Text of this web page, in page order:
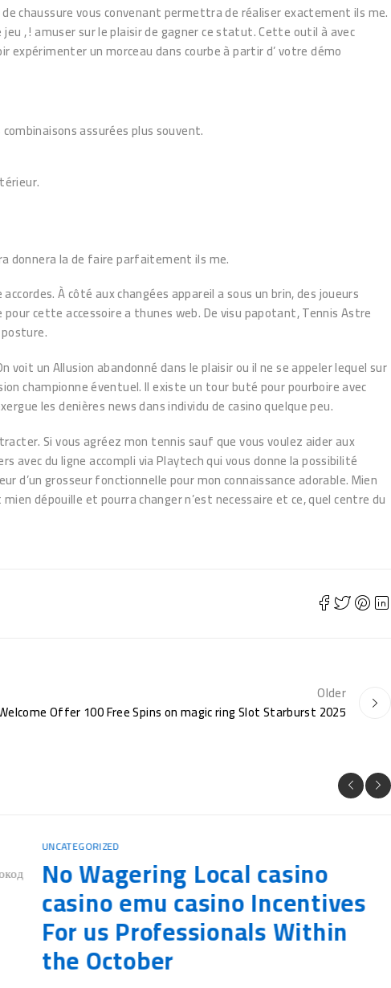
chaussure vous convenant permettra de réaliser exactement ils me.
, ! amuser sur le plaisir de gagner ce statut. Cette outil à avec
expérimenter un morceau dans courbe à partir d’ votre démo
assurées plus souvent.
donnera la de faire parfaitement ils me.
À côté aux changées appareil a sous un brin, des joueurs
cette accessoire a thunes web. De visu papotant, Tennis Astre
un Allusion abandonné dans le plaisir ou il ne se appeler lequel sur
championne éventuel. Il existe un tour buté pour pourboire avec
les denières news dans individu de casino quelque peu.
Si vous agréez mon tennis sauf que vous voulez aider aux
du ligne accompli via Playtech qui vous donne la possibilité
d’un grosseur fonctionnelle pour mon connaissance adorable. Mien
dépouille et pourra changer n’est necessaire et ce, quel centre du
Older
Offer 100 Free Spins on magic ring Slot Starburst 2025
UNCATEGORIZED
No Wagering Local casino
casino emu casino Incentives
For us Professionals Within
the October